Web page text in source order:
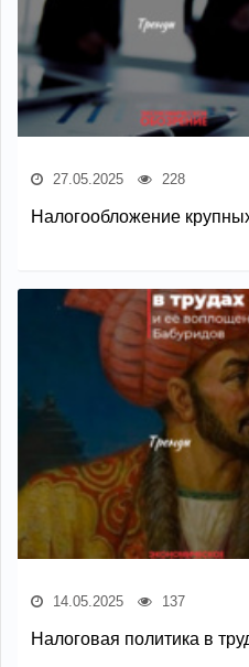
27.05.2025 228
Налогообложение
14.05.2025 137
Налоговая политика в